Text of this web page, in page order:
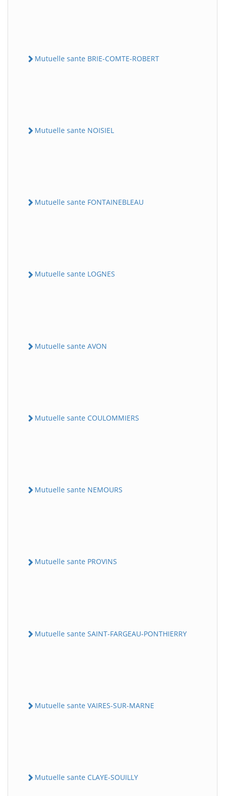
Mutuelle sante BRIE-COMTE-ROBERT
Mutuelle sante NOISIEL
Mutuelle sante FONTAINEBLEAU
Mutuelle sante LOGNES
Mutuelle sante AVON
Mutuelle sante COULOMMIERS
Mutuelle sante NEMOURS
Mutuelle sante PROVINS
Mutuelle sante SAINT-FARGEAU-PONTHIERRY
Mutuelle sante VAIRES-SUR-MARNE
Mutuelle sante CLAYE-SOUILLY